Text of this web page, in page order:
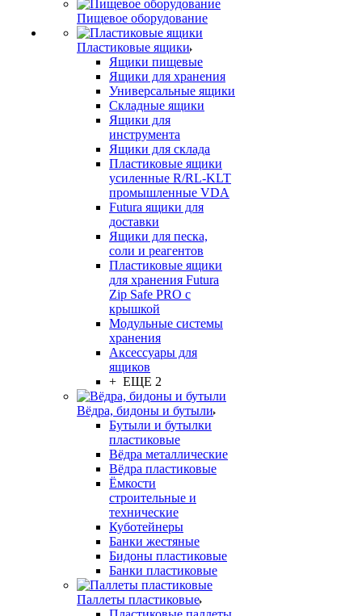
Пищевое оборудование
Пластиковые ящики
Ящики пищевые
Ящики для хранения
Универсальные ящики
Складные ящики
Ящики для
инструмента
Ящики для склада
Пластиковые ящики
усиленные R/RL-KLT
промышленные VDA
Futura ящики для
доставки
Ящики для песка,
соли и реагентов
Пластиковые ящики
для хранения Futura
Zip Safe PRO с
крышкой
Модульные системы
хранения
Аксессуары для
ящиков
+ ЕЩЕ 2
Вёдра, бидоны и бутыли
Бутыли и бутылки
пластиковые
Вёдра металлические
Вёдра пластиковые
Ёмкости
строительные и
технические
Куботейнеры
Банки жестяные
Бидоны пластиковые
Банки пластиковые
Паллеты пластиковые